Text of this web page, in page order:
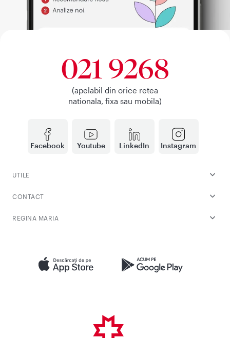
Facebook Youtube LinkedIn Instagram
021 9268
(apelabil din orice retea
nationala, fixa sau mobila)
UTILE
CONTACT
REGINA MARIA